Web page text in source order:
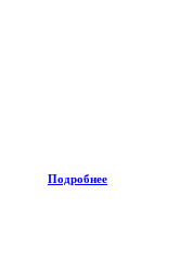
Подробнее